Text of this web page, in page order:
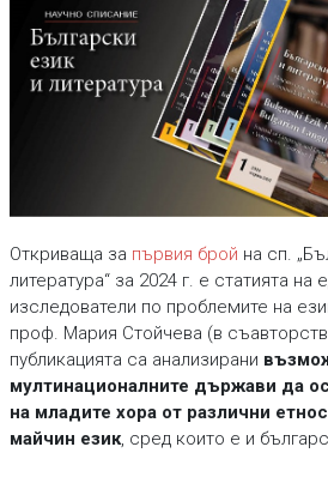
Откриваща за първия брой на сп.
литература“ за 2024 г. е статията на
изследователи по проблемите на
проф. Мария Стойчева (в
публикацията са анализирани
мултинационалните държави да
на младите хора от различни
майчин език, сред които е и